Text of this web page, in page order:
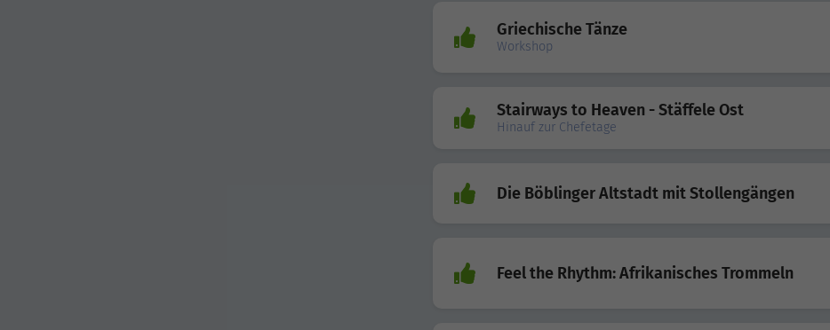
Griechische Tänze
Workshop
Stairways to Heaven - Stäffele Ost
Hinauf zur Chefetage
Die Böblinger Altstadt mit Stollengängen
Feel the Rhythm: Afrikanisches Trommeln